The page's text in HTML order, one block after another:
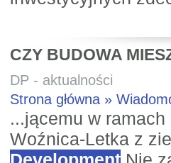
CZY BUDOWA
DP - aktualności
Strona główna »
...jącemu w
Woźnica-Letka z